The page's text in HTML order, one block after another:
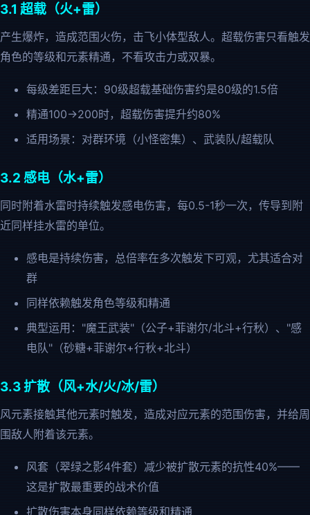
3.1 超载（火+雷）
产生爆炸，造成范围火伤，击飞小体型敌人。超载伤害只看触发
角色的等级和元素精通，不看攻击力或双暴。
每级差距巨大：90级超载基础伤害约是80级的1.5倍
精通100→200时，超载伤害提升约80%
适用场景：对群环境（小怪密集）、武装队/超载队
3.2 感电（水+雷）
同时附着水雷时持续触发感电伤害，每0.5-1秒一次，传导到附
近同样挂水雷的单位。
感电是持续伤害，总倍率在多次触发下可观，尤其适合对
群
同样依赖触发角色等级和精通
典型运用："魔王武装"（公子+菲谢尔/北斗+行秋）、"感
电队"（砂糖+菲谢尔+行秋+北斗）
3.3 扩散（风+水/火/冰/雷）
风元素接触其他元素时触发，造成对应元素的范围伤害，并给周
围敌人附着该元素。
风套（翠绿之影4件套）减少被扩散元素的抗性40%——
这是扩散最重要的战术价值
扩散伤害本身同样依赖等级和精通